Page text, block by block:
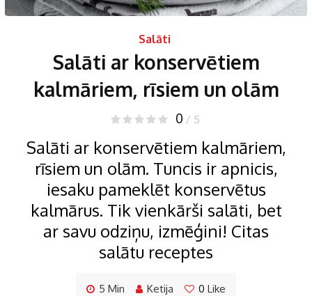
Salāti
Salāti ar konservētiem
kalmāriem, rīsiem un olām
0 / 5
Salāti ar konservētiem kalmāriem,
rīsiem un olām. Tuncis ir apnicis,
iesaku pameklēt konservētus
kalmārus. Tik vienkārši salāti, bet
ar savu odziņu, izmēģini! Citas
salātu receptes
5 Min Ketija 0 Like